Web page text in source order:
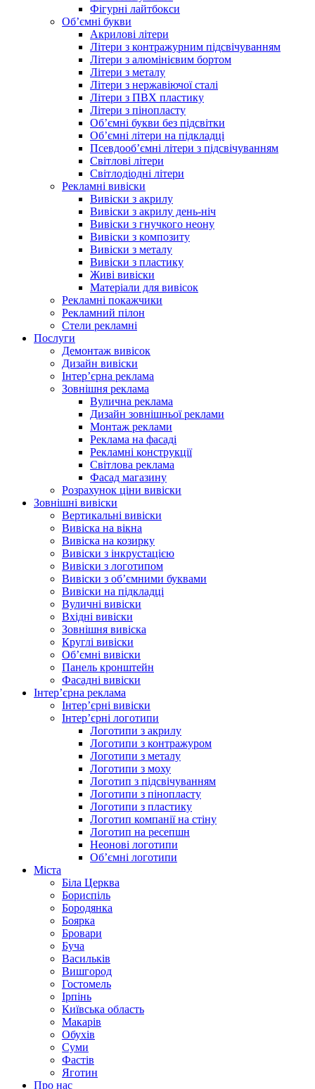
Фігурні лайтбокси
Об’ємні букви
Акрилові літери
Літери з контражурним підсвічуванням
Літери з алюмінієвим бортом
Літери з металу
Літери з нержавіючої сталі
Літери з ПВХ пластику
Літери з пінопласту
Об’ємні букви без підсвітки
Об’ємні літери на підкладці
Псевдооб’ємні літери з підсвічуванням
Світлові літери
Світлодіодні літери
Рекламні вивіски
Вивіски з акрилу
Вивіски з акрилу день-ніч
Вивіски з гнучкого неону
Вивіски з композиту
Вивіски з металу
Вивіски з пластику
Живі вивіски
Матеріали для вивісок
Рекламні покажчики
Рекламний пілон
Стели рекламні
Послуги
Демонтаж вивісок
Дизайн вивіски
Інтер’єрна реклама
Зовнішня реклама
Вулична реклама
Дизайн зовнішньої реклами
Монтаж реклами
Реклама на фасаді
Рекламні конструкції
Світлова реклама
Фасад магазину
Розрахунок ціни вивіски
Зовнішні вивіски
Вертикальні вивіски
Вивіска на вікна
Вивіска на козирку
Вивіски з інкрустацією
Вивіски з логотипом
Вивіски з об’ємними буквами
Вивіски на підкладці
Вуличні вивіски
Вхідні вивіски
Зовнішня вивіска
Круглі вивіски
Об’ємні вивіски
Панель кронштейн
Фасадні вивіски
Інтер’єрна реклама
Інтер’єрні вивіски
Інтер’єрні логотипи
Логотипи з акрилу
Логотипи з контражуром
Логотипи з металу
Логотипи з моху
Логотип з підсвічуванням
Логотипи з пінопласту
Логотипи з пластику
Логотип компанії на стіну
Логотип на ресепшн
Неонові логотипи
Об’ємні логотипи
Міста
Біла Церква
Бориспіль
Бородянка
Боярка
Бровари
Буча
Васильків
Вишгород
Гостомель
Ірпінь
Київська область
Макарів
Обухів
Суми
Фастів
Яготин
Про нас